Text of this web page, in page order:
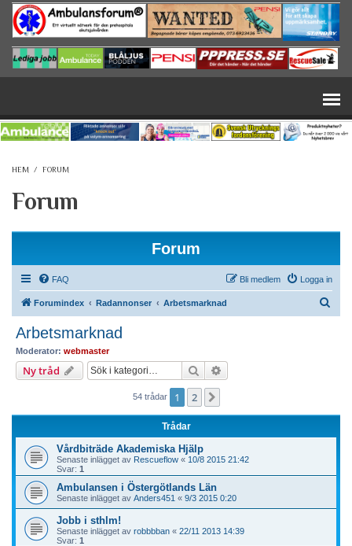
Hoppa till huvudinnehåll
HEM / FORUM
Forum